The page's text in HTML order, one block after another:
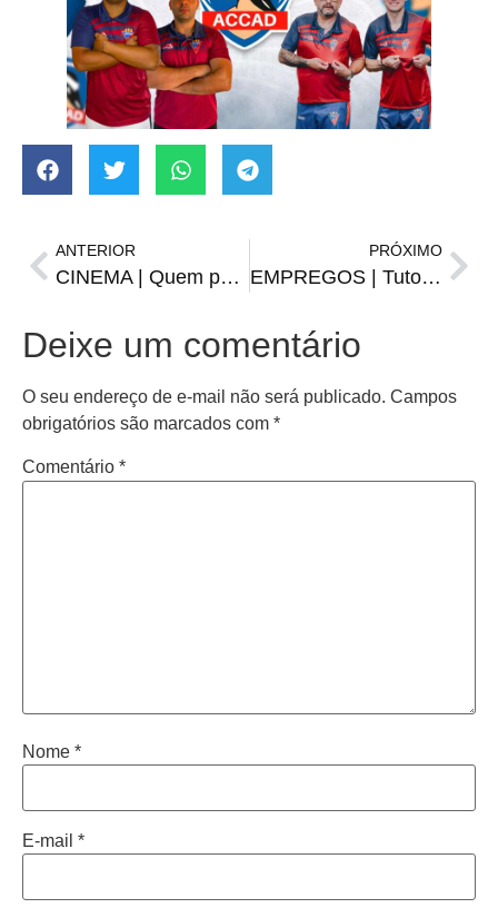
ANTERIOR
CINEMA | Quem paga meia entrada no novo cinema de Santiago e quanto custa?
PRÓXIMO
EMPREGOS | Tutor universitário, vendedor externo e outras vagas do Sine para 24/01
Deixe um comentário
O seu endereço de e-mail não será publicado. Campos
obrigatórios são marcados com *
Comentário *
Nome *
E-mail *